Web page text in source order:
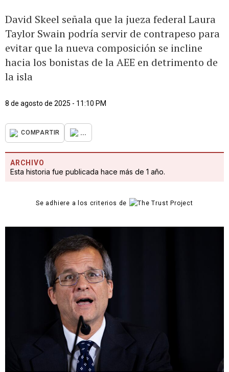
David Skeel señala que la jueza federal Laura
Taylor Swain podría servir de contrapeso para
evitar que la nueva composición se incline
hacia los bonistas de la AEE en detrimento de
la isla
8 de agosto de 2025 - 11:10 PM
COMPARTIR ...
ARCHIVO
Esta historia fue publicada hace más de 1 año.
Se adhiere a los criterios de